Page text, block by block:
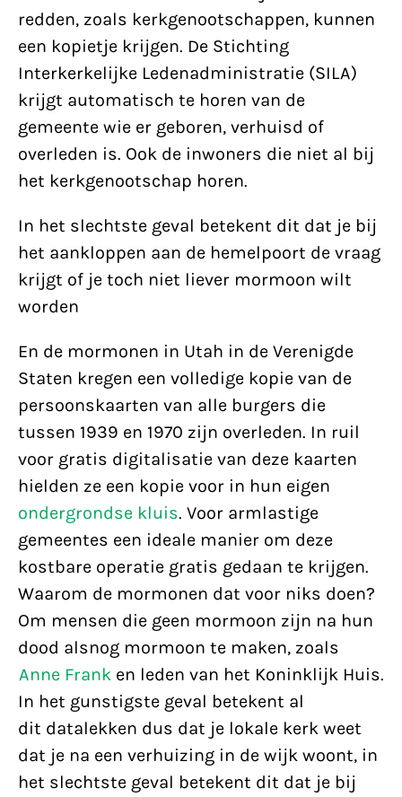
redden, zoals kerkgenootschappen, kunnen
een kopietje krijgen. De Stichting
Interkerkelijke Ledenadministratie (SILA)
krijgt automatisch te horen van de
gemeente wie er geboren, verhuisd of
overleden is. Ook de inwoners die niet al bij
het kerkgenootschap horen.
In het slechtste geval betekent dit dat je bij
het aankloppen aan de hemelpoort de vraag
krijgt of je toch niet liever mormoon wilt
worden
En de mormonen in Utah in de Verenigde
Staten kregen een volledige kopie van de
persoonskaarten van alle burgers die
tussen 1939 en 1970 zijn overleden. In ruil
voor gratis digitalisatie van deze kaarten
hielden ze een kopie voor in hun eigen
ondergrondse kluis. Voor armlastige
gemeentes een ideale manier om deze
kostbare operatie gratis gedaan te krijgen.
Waarom de mormonen dat voor niks doen?
Om mensen die geen mormoon zijn na hun
dood alsnog mormoon te maken, zoals
Anne Frank en leden van het Koninklijk Huis.
In het gunstigste geval betekent al
dit datalekken dus dat je lokale kerk weet
dat je na een verhuizing in de wijk woont, in
het slechtste geval betekent dit dat je bij